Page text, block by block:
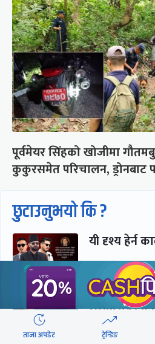
पूर्वमेयर सिंहको खोजीमा
कुकुरसमेत परिचालन, ड्रोनबाट
छुटाउनुभयो कि ?
यी दृश्य हेर्न
संसद्लाई
छन् सभामुख
ताजा अपडेट ट्रेन्डिङ